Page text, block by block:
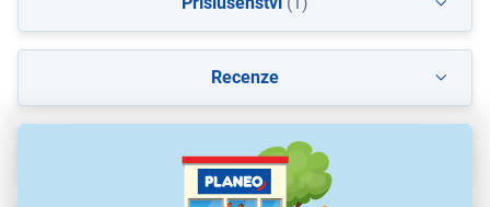
Recenze
Ke stažení(5)